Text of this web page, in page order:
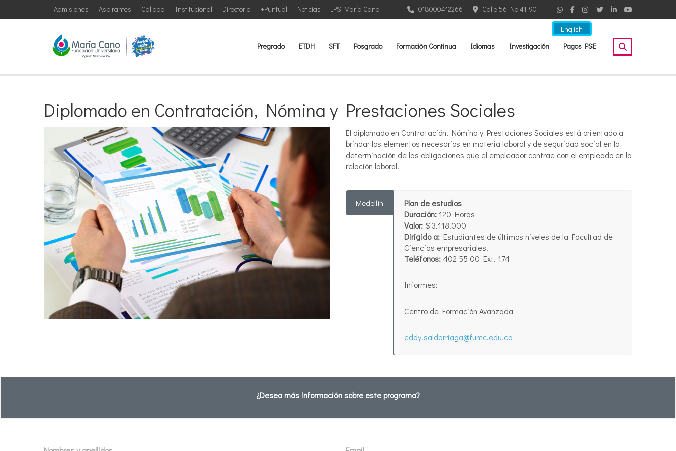
English
IPS María Cano
Noticias
+Puntual
Directorio
Institucional
Calidad
Aspirantes
Admisiones Calle 56 No 41-90
018000412266
Pregrado ETDH SFT Posgrado Formación Continua Idiomas Investigación Pagos PSE
Diplomado en Contratación, Nómina y Prestaciones Sociales
El diplomado en Contratación, Nómina y Prestaciones Sociales está orientado a
brindar los elementos necesarios en materia laboral y de seguridad social en la
determinación de las obligaciones que el empleador contrae con el empleado en la
relación laboral.
Medellín
Plan de estudios
Duración: 120 Horas
Valor: $ 3.118.000
Dirigido a: Estudiantes de últimos niveles de la Facultad de
Ciencias empresariales.
Teléfonos: 402 55 00 Ext. 174
Informes:
Centro de Formación Avanzada
eddy.saldarriaga@fumc.edu.co
¿Desea más información sobre este programa?